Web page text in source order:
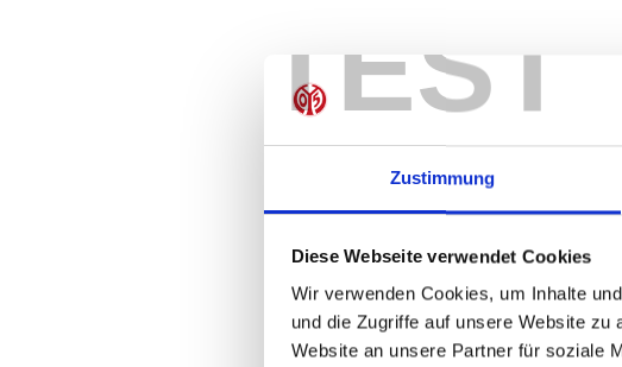
TEST
Zustimmung
Diese Webseite verwendet Cookies
Wir verwenden Cookies, um Inhalte
und die Zugriffe auf unsere Website
Website an unsere Partner für soziale